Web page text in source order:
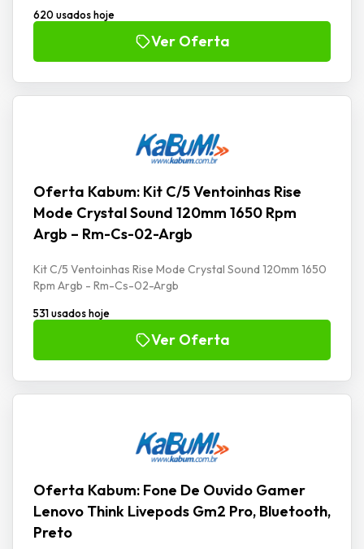
620 usados hoje
Ver Oferta
Oferta Kabum: Kit C/5 Ventoinhas Rise
Mode Crystal Sound 120mm 1650 Rpm
Argb – Rm-Cs-02-Argb
Kit C/5 Ventoinhas Rise Mode Crystal Sound 120mm 1650
Rpm Argb - Rm-Cs-02-Argb
531 usados hoje
Ver Oferta
Oferta Kabum: Fone De Ouvido Gamer
Lenovo Think Livepods Gm2 Pro, Bluetooth,
Preto